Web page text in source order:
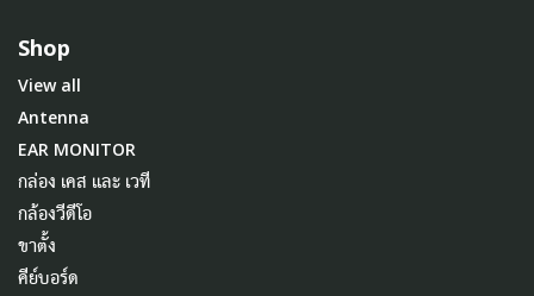
Shop
View all
Antenna
EAR MONITOR
กล่อง เคส และ เวที
กล้องวีดีโอ
ขาตั้ง
คีย์บอร์ด